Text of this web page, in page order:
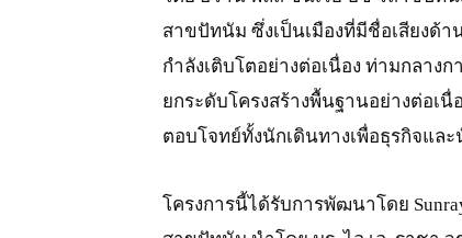
สาขปัทนัม ซึ่งเป็นเมืองที่มีชื่อเสียงด้า
กำลังเติบโตอย่างต่อเนื่อง ท่ามกลาง
ยกระดับโครงสร้างพื้นฐานอย่างต่อเ
ตอบโจทย์ทั้งนักเดินทางเพื่อธุรกิจแล
โครงการนี้ได้รับการพัฒนาโดย